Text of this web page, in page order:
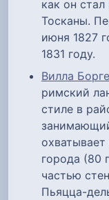
как он
Тосканы.
июня 1827
1831 году.
Вилла
римский
стиле в
города (80
частью
Пьяцца-